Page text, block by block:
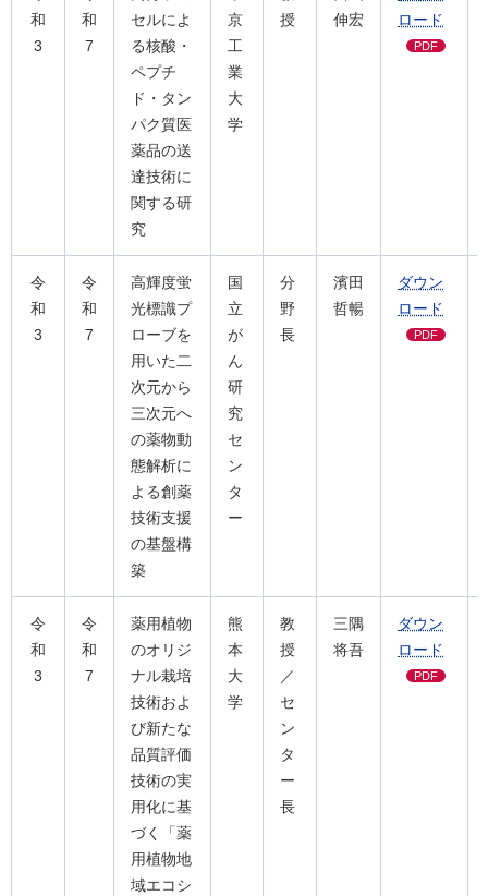
和
3
和
7
セルによ
る核酸・
ペプチ
ド・タン
パク質医
薬品の送
達技術に
関する研
究
京
工
業
大
学
授
伸宏
ロード
PDF
令
和
3
令
和
7
⾼輝度蛍
光標識プ
ローブを
⽤いた⼆
次元から
三次元へ
の薬物動
態解析に
よる創薬
技術⽀援
の基盤構
築
国
立
が
ん
研
究
セ
ン
タ
ー
分
野
長
濱田
哲暢
ダウン
ロード
PDF
令
和
3
令
和
7
薬用植物
のオリジ
ナル栽培
技術およ
び新たな
品質評価
技術の実
用化に基
づく「薬
用植物地
域エコシ
熊
本
大
学
教
授
／
セ
ン
タ
ー
長
三隅
将吾
ダウン
ロード
PDF